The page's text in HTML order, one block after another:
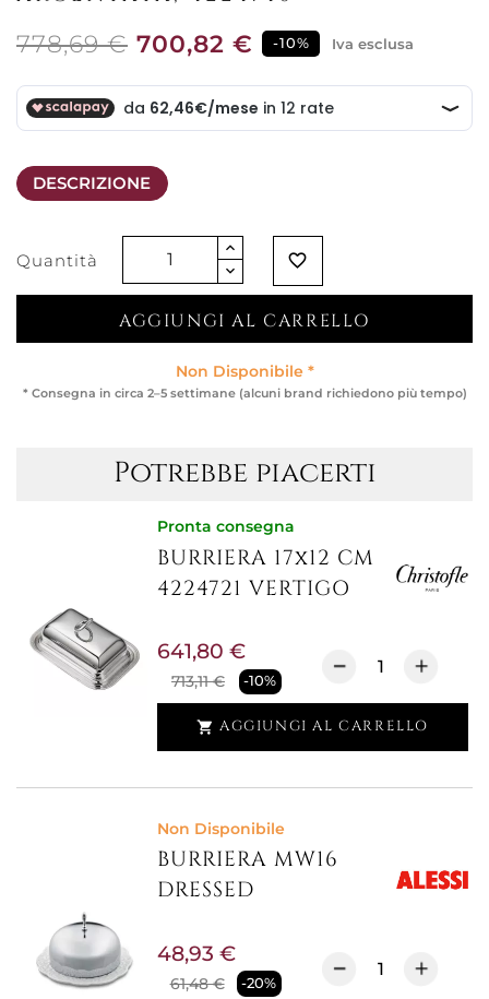
778,69 € 700,82 € -10% Iva esclusa
DESCRIZIONE
Quantità favorite_border
AGGIUNGI AL CARRELLO
Non Disponibile *
* Consegna in circa 2–5 settimane (alcuni brand richiedono più tempo)
Potrebbe piacerti
Pronta consegna
BURRIERA 17x12 CM
4224721 VERTIGO
713,11 € -10%
641,80 €
 AGGIUNGI AL CARRELLO
Non Disponibile
BURRIERA MW16
DRESSED
61,48 € -20%
48,93 €